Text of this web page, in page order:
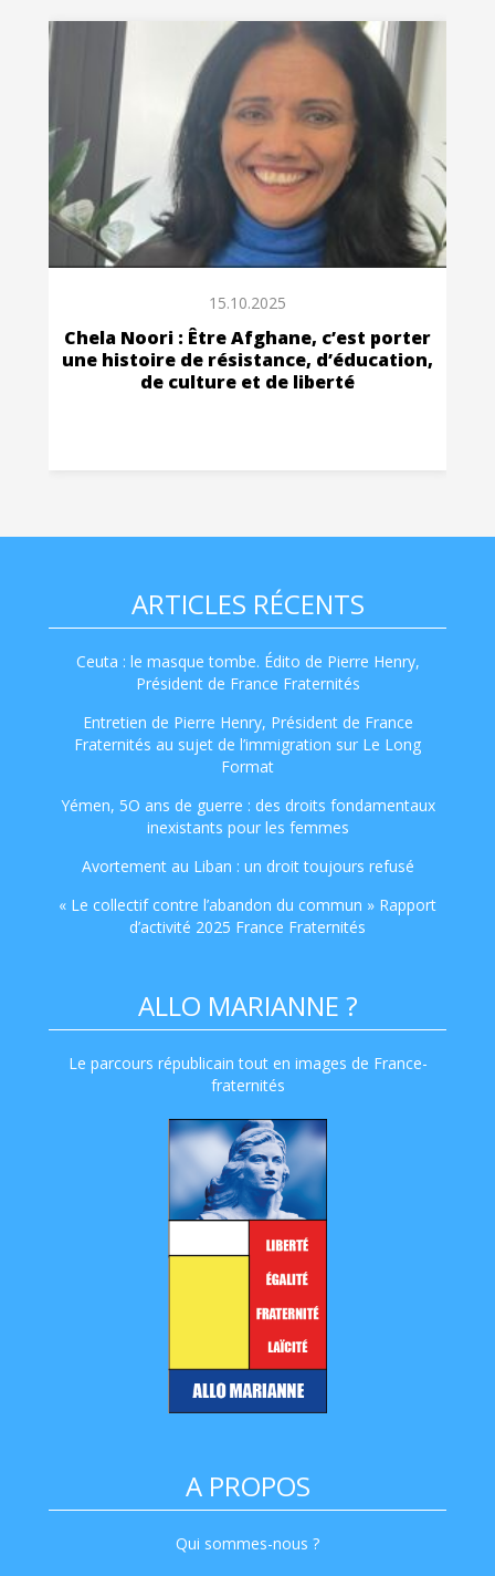
15.10.2025
Chela Noori : Être Afghane, c’est porter
une histoire de résistance, d’éducation,
de culture et de liberté
ARTICLES RÉCENTS
Ceuta : le masque tombe. Édito de Pierre Henry,
Président de France Fraternités
Entretien de Pierre Henry, Président de France
Fraternités au sujet de l’immigration sur Le Long
Format
Yémen, 5O ans de guerre : des droits fondamentaux
inexistants pour les femmes
Avortement au Liban : un droit toujours refusé
« Le collectif contre l’abandon du commun » Rapport
d’activité 2025 France Fraternités
ALLO MARIANNE ?
Le parcours républicain tout en images de France-
fraternités
A PROPOS
Qui sommes-nous ?